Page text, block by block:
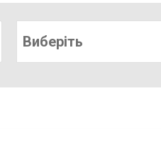
Виберіть